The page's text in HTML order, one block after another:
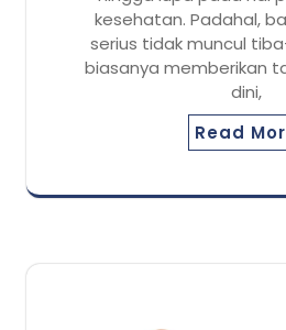
kesehatan. Padahal,
serius tidak muncul
biasanya memberikan
dini,
Read